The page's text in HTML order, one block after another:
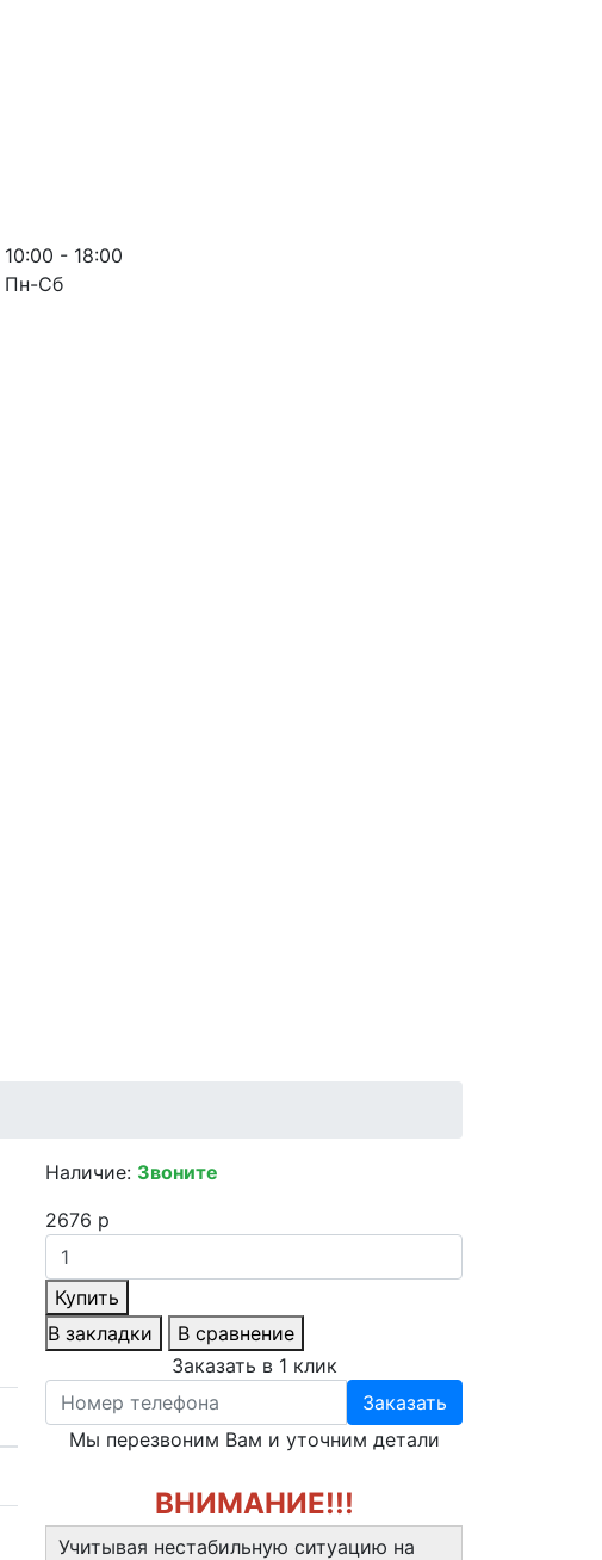
10:00 - 18:00
Пн-Сб
Наличие: Звоните
2676 р
Купить
В закладки
В сравнение
Заказать в 1 клик
Заказать
Мы перезвоним Вам и уточним детали
ВНИМАНИЕ!!!
Учитывая нестабильную ситуацию на